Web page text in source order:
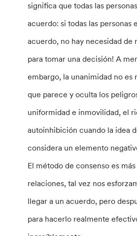
significa que todas las
acuerdo: si todas las personas
acuerdo, no hay necesidad de
para tomar una decisión! A
embargo, la unanimidad no es
que parece y oculta los
uniformidad e inmovilidad, el
autoinhibición cuando la idea
considera un elemento
El método de consenso es
relaciones, tal vez nos
llegar a un acuerdo, pero
para hacerlo realmente